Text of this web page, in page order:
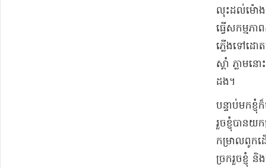
លុះដល់​ម៉ោង​២
ធ្វើ​សកម្មភ
ភ្លើង​ទៅ​ដោ
ស្តាំ ភ្លាម
ដង​។​
បន្ទាប់មក​ខ្
រួច​ខ្ញុំ​បាន​យ
កម្រាលពូក​
ច្រក​រួច​ខ្ញុំ